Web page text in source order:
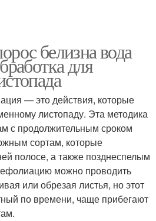
белизна вода
для
— это действия, которые
листопаду. Эта методика
с продолжительным сроком
сортам, которые
полосе, а также позднеспелым
можно проводить
или обрезая листья, но этот
по времени, чаще прибегают